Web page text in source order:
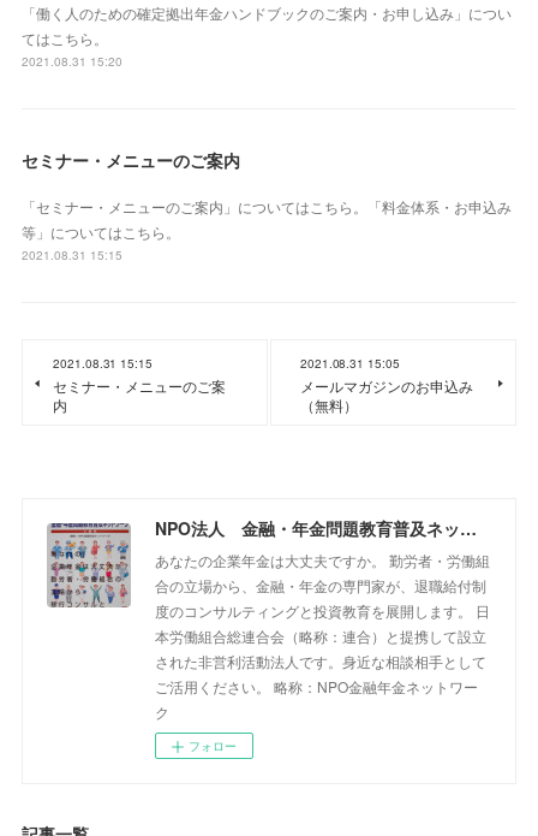
「働く人のための確定拠出年金ハンドブックのご案内・お申し込み」につい
てはこちら。
2021.08.31 15:20
セミナー・メニューのご案内
「セミナー・メニューのご案内」についてはこちら。「料金体系・お申込み
等」についてはこちら。
2021.08.31 15:15
2021.08.31 15:15
セミナー・メニューのご案
内
2021.08.31 15:05
メールマガジンのお申込み
（無料）
NPO法人 金融・年金問題教育普及ネットワーク
あなたの企業年金は大丈夫ですか。 勤労者・労働組
合の立場から、金融・年金の専門家が、退職給付制
度のコンサルティングと投資教育を展開します。 日
本労働組合総連合会（略称：連合）と提携して設立
された非営利活動法人です。身近な相談相手として
ご活用ください。 略称：NPO金融年金ネットワー
ク
フォロー